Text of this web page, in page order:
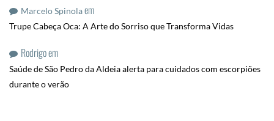
Marcelo Spinolaem
Trupe Cabeça Oca: A Arte do Sorriso que Transforma Vidas
Rodrigoem
Saúde de São Pedro da Aldeia alerta para cuidados com escorpiões
durante o verão